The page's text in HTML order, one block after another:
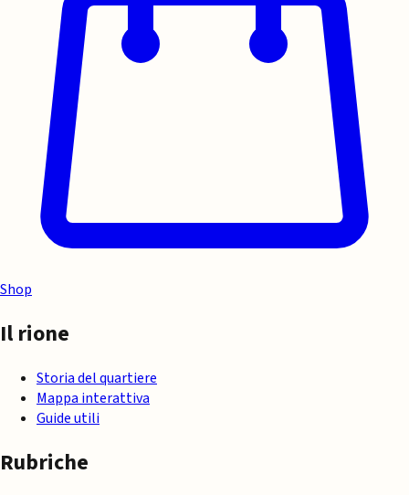
Shop
Il rione
Storia del quartiere
Mappa interattiva
Guide utili
Rubriche